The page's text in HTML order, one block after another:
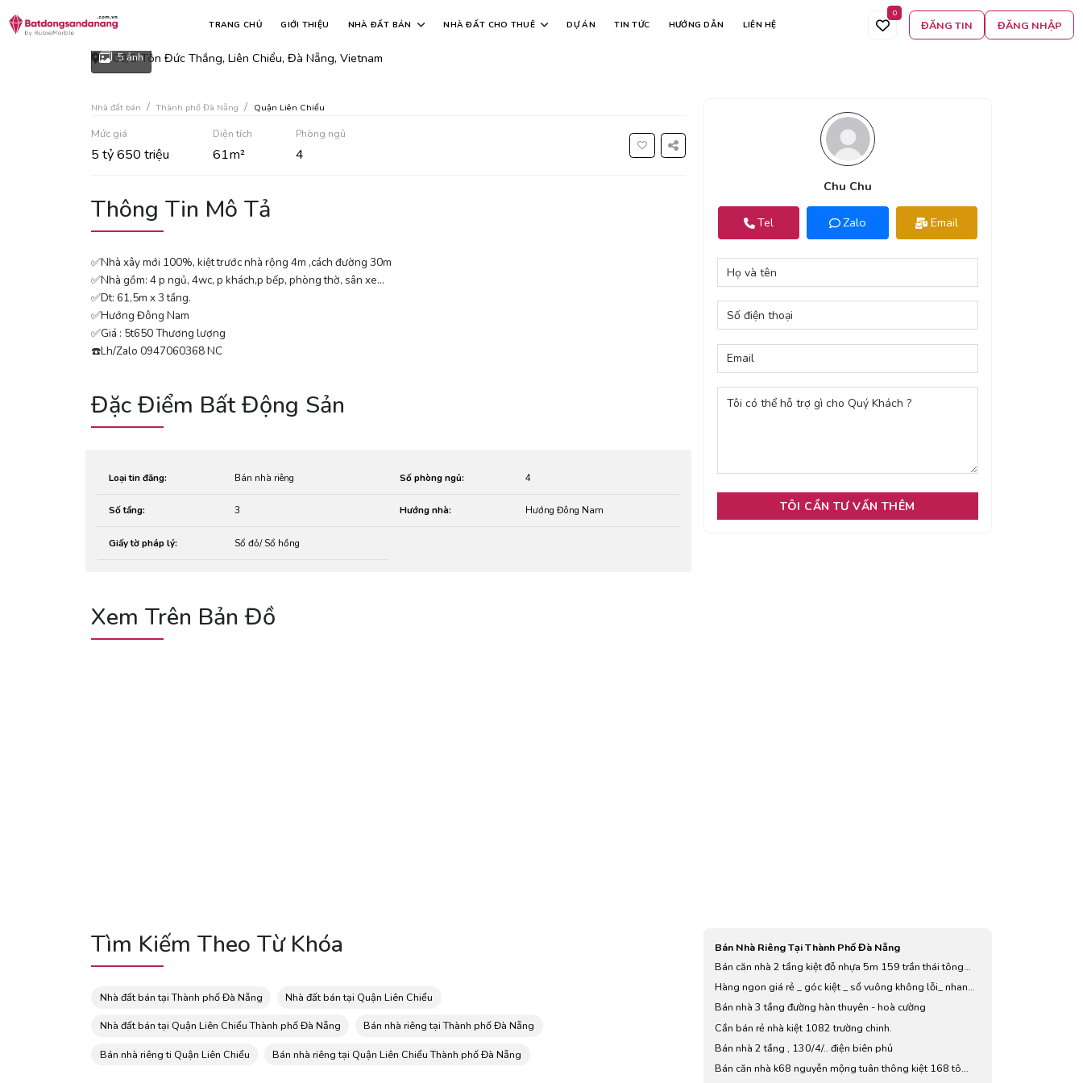
TRANG CHỦ GIỚI THIỆU NHÀ ĐẤT BÁN NHÀ ĐẤT CHO THUÊ DỰ ÁN TIN TỨC HƯỚNG DẪN LIÊN HỆ
0
ĐĂNG TIN ĐĂNG NHẬP
Bán nhà 3 tầng 3 mê k408/3 tôn đức thắng
408/3 Tôn Đức Thắng, Liên Chiểu, Đà Nẵng, Vietnam
5 ảnh
Nhà đất bán Thành phố Đà Nẵng Quận Liên Chiểu
Mức giá
5 tỷ 650 triệu
Diện tích
61m²
Phòng ngủ
4
Thông Tin Mô Tả
✅Nhà xây mới 100%, kiệt trước nhà rộng 4m ,cách đường 30m
✅Nhà gồm: 4 p ngủ, 4wc, p khách,p bếp, phòng thờ, sân xe…
✅Dt: 61,5m x 3 tầng.
✅Hướng Đông Nam
✅Giá : 5t650 Thương lượng
☎️Lh/Zalo 0947060368 NC
Đặc Điểm Bất Động Sản
Loại tin đăng: Bán nhà riêng Số phòng ngủ: 4
Số tầng: 3 Hướng nhà: Hướng Đông Nam
Giấy tờ pháp lý: Sổ đỏ/ Sổ hồng
Xem Trên Bản Đồ
Chu Chu
Tel Zalo Email
Tìm Kiếm Theo Từ Khóa
Nhà đất bán tại Thành phố Đà Nẵng Nhà đất bán tại Quận Liên Chiểu
Nhà đất bán tại Quận Liên Chiểu Thành phố Đà Nẵng Bán nhà riêng tại Thành phố Đà Nẵng
Bán nhà riêng ti Quận Liên Chiểu Bán nhà riêng tại Quận Liên Chiểu Thành phố Đà Nẵng
Bán Nhà Riêng Tại Thành Phố Đà Nẵng
Bán căn nhà 2 tầng kiệt đỗ nhựa 5m 159 trần thái tông
,gần chợ tân an ,trường học cấp 1,2
Hàng ngon giá rẻ _ góc kiệt _ sổ vuông không lỗi_ nhanh
tay mới cọc _ 1 lô duy nhất
Bán nhà 3 tầng đường hàn thuyên - hoà cường
Cần bán rẻ nhà kiệt 1082 trường chinh.
Bán nhà 2 tầng , 130/4/.. điện biên phủ
Bán căn nhà k68 nguyễn mộng tuân thông kiệt 168 tô